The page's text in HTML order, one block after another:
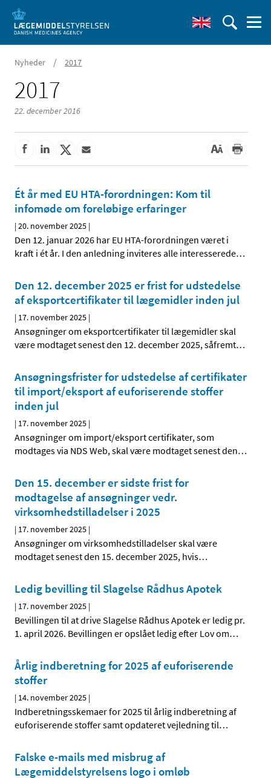
Nyheder / 2017
2017
22. december 2016
Ét år med EU HTA-forordningen: Kom til
infomøde om foreløbige erfaringer
|20. november 2025 |
Den 12. januar 2026 har EU HTA-forordningen været i
kraft i ét år. I den anledning inviteres alle interesserede…
Den 12. december 2025 er frist for udstedelse
af eksportcertifikater til lægemidler inden jul
| 17. november 2025 |
Ansøgninger om eksportcertifikater til lægemidler skal
være modtaget senest den 12. december 2025, såfremt…
Ansøgningsfrister for udstedelse af certifikater
til import/eksport af euforiserende stoffer
inden jul
| 17. november 2025 |
Ansøgninger om import/eksport certifikater, som
modtages via NDS Web, skal være modtaget senest den…
Den 15. december er sidste frist for
modtagelse af ansøgninger vedr.
virksomhedstilladelser i 2025
| 17. november 2025 |
Ansøgninger om virksomhedstilladelser skal være
modtaget senest den 15. december 2025, hvis…
Ledig bevilling til Slagelse Rådhus Apotek
| 17. november 2025 |
Bevillingen til at drive Slagelse Rådhus Apotek er ledig pr.
1. april 2026. Bevillingen er opslået ledig efter Lov om…
Årlig indberetning for 2025 af euforiserende
stoffer
| 14. november 2025 |
Indberetningsskemaer for 2025 til årlig indberetning af
euforiserende stoffer samt opdateret vejledning til…
Falske e-mails med misbrug af
Lægemiddelstyrelsens logo i omløb